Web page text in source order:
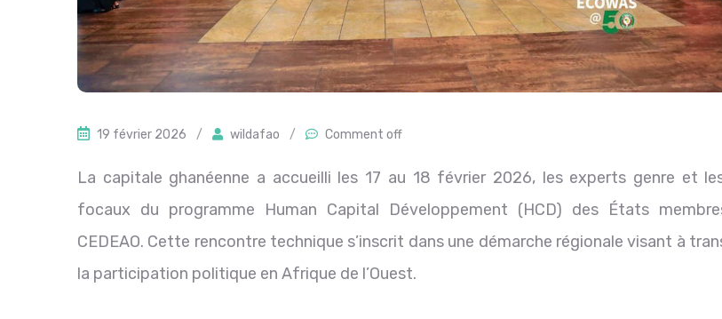
19 février 2026 / wildafao / Comment off
La capitale ghanéenne a accueilli les 17 au 18 février 2026, les experts genre et
focaux du programme Human Capital Développement (HCD) des États
CEDEAO. Cette rencontre technique s’inscrit dans une démarche régionale visant à
la participation politique en Afrique de l’Ouest.